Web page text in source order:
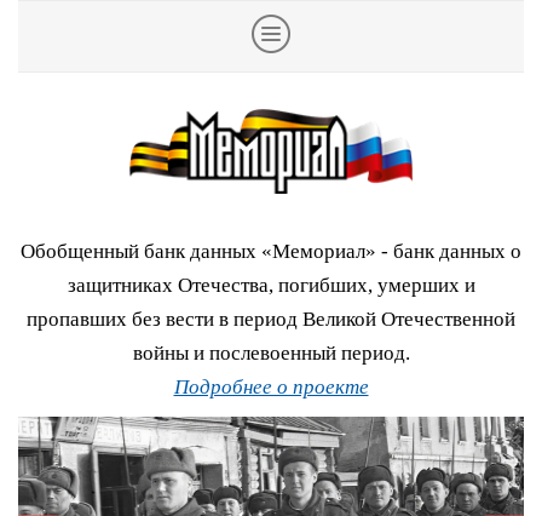
Обобщенный банк данных «Мемориал» - банк данных о
защитниках Отечества, погибших, умерших и
пропавших без вести в период Великой Отечественной
войны и послевоенный период.
Подробнее о проекте